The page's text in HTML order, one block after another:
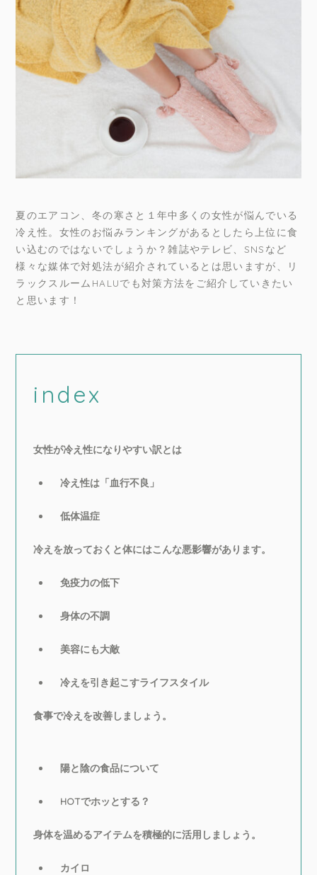
夏のエアコン、冬の寒さと１年中多くの女性が悩んでいる
冷え性。女性のお悩みランキングがあるとしたら上位に食
い込むのではないでしょうか？雑誌やテレビ、SNSなど
様々な媒体で対処法が紹介されているとは思いますが、リ
ラックスルームHALUでも対策方法をご紹介していきたい
と思います！
index
女性が冷え性になりやすい訳とは
冷え性は「血行不良」
低体温症
冷えを放っておくと体にはこんな悪影響があります。
免疫力の低下
身体の不調
美容にも大敵
冷えを引き起こすライフスタイル
食事で冷えを改善しましょう。
陽と陰の食品について
HOTでホッとする？
身体を温めるアイテムを積極的に活用しましょう。
カイロ